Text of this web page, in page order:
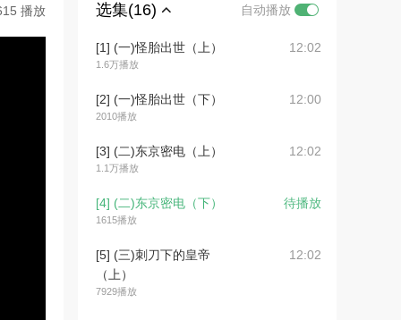
播放 选集(16) 自动播放
[1] (一)怪胎出世（上）
1.6万播放
12:02
[2] (一)怪胎出世（下）
2010播放
12:00
[3] (二)东京密电（上）
1.1万播放
12:02
[4] (二)东京密电（下）
1615播放
待播放
[5] (三)刺刀下的皇帝
（上）
7929播放
12:02